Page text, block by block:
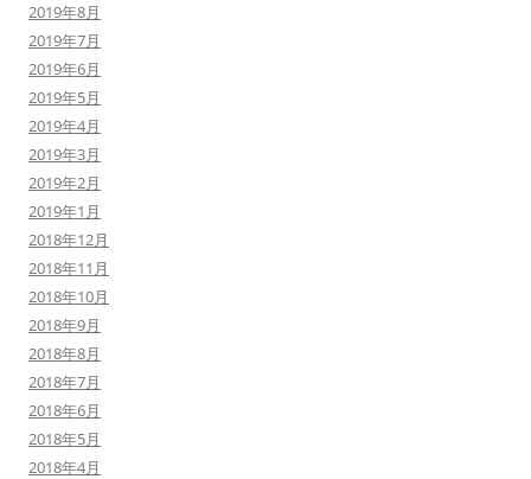
2019年8月
2019年7月
2019年6月
2019年5月
2019年4月
2019年3月
2019年2月
2019年1月
2018年12月
2018年11月
2018年10月
2018年9月
2018年8月
2018年7月
2018年6月
2018年5月
2018年4月